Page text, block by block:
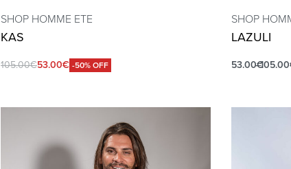
SHOP HOMME ETE
KAS
105.00€53.00€ -50% OFF
SHOP
LAZULI
53.00€105.00